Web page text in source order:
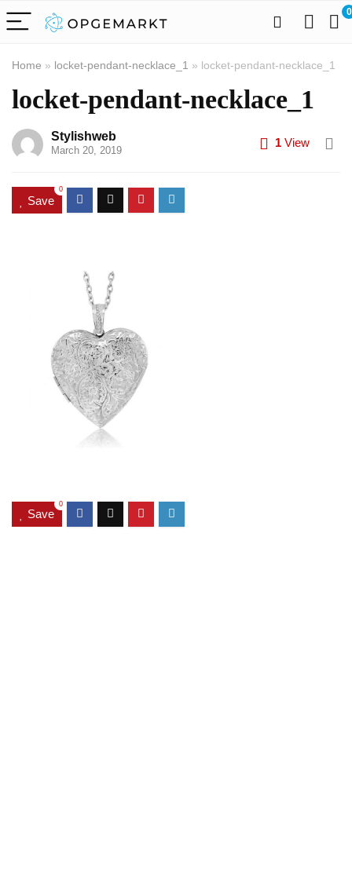
0
Home » locket-pendant-necklace_1 » locket-pendant-necklace_1
locket-pendant-necklace_1
Stylishweb
March 20, 2019
1 View
Save
0
Save
0